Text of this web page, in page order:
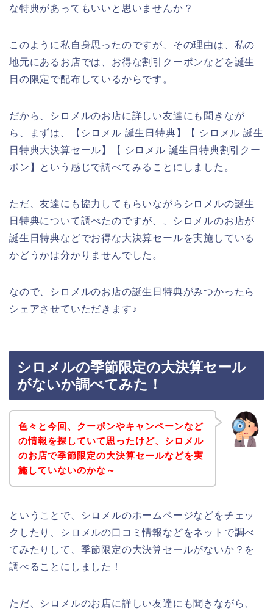
な特典があってもいいと思いませんか？
このように私自身思ったのですが、その理由は、私の
地元にあるお店では、お得な割引クーポンなどを誕生
日の限定で配布しているからです。
だから、シロメルのお店に詳しい友達にも聞きなが
ら、まずは、【シロメル 誕生日特典】【 シロメル 誕生
日特典大決算セール】【 シロメル 誕生日特典割引クー
ポン】という感じで調べてみることにしました。
ただ、友達にも協力してもらいながらシロメルの誕生
日特典について調べたのですが、、シロメルのお店が
誕生日特典などでお得な大決算セールを実施している
かどうかは分かりませんでした。
なので、シロメルのお店の誕生日特典がみつかったら
シェアさせていただきます♪
シロメルの季節限定の大決算セール
がないか調べてみた！
色々と今回、クーポンやキャンペーンなど
の情報を探していて思ったけど、シロメル
のお店で季節限定の大決算セールなどを実
施していないのかな～
ということで、シロメルのホームページなどをチェッ
クしたり、シロメルの口コミ情報などをネットで調べ
てみたりして、季節限定の大決算セールがないか？を
調べることにしました！
ただ、シロメルのお店に詳しい友達にも聞きながら、